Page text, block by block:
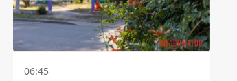
06:45